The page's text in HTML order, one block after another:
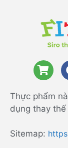
Thực phẩm
dụng thay
Sitemap: